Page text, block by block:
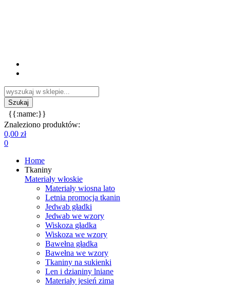
{{:name:}}
Znaleziono produktów:
0,00 zł
0
Home
Tkaniny
Materiały włoskie
Materiały wiosna lato
Letnia promocja tkanin
Jedwab gładki
Jedwab we wzory
Wiskoza gładka
Wiskoza we wzory
Bawełna gładka
Bawełna we wzory
Tkaniny na sukienki
Len i dzianiny lniane
Materiały jesień zima